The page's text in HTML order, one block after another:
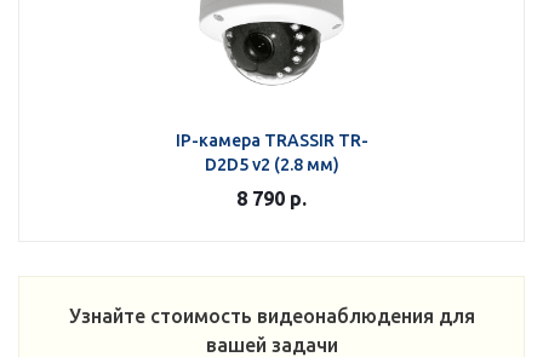
IP-камера TRASSIR TR-
D2D5 v2 (2.8 мм)
8 790 р.
Узнайте стоимость видеонаблюдения для
вашей задачи